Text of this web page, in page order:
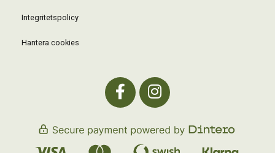
Integritetspolicy
Hantera cookies